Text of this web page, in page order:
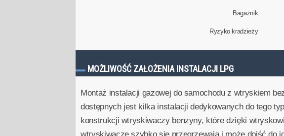
Bagażnik
Ryzyko kradzieży
MOŻLIWOŚĆ ZAŁOŻENIA INSTALACJI LPG
Montaż instalacji gazowej do samochodu z wtryskiem
dostępnych jest kilka instalacji dedykowanych do tego
konstrukcji wtryskiwaczy benzyny, które dzięki